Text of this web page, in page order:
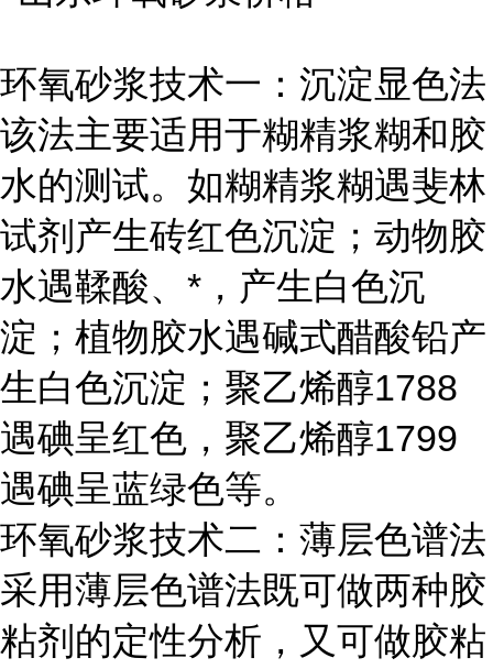
环氧砂浆技术一：沉淀显色法
该法主要适用于糊精浆糊和胶
水的测试。如糊精浆糊遇斐林
试剂产生砖红色沉淀；动物胶
水遇鞣酸、*，产生白色沉
淀；植物胶水遇碱式醋酸铅产
生白色沉淀；聚乙烯醇1788
遇碘呈红色，聚乙烯醇1799
遇碘呈蓝绿色等。
环氧砂浆技术二：薄层色谱法
采用薄层色谱法既可做两种胶
粘剂的定性分析，又可做胶粘